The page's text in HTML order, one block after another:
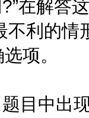
在解答
不利的
项。
目中出